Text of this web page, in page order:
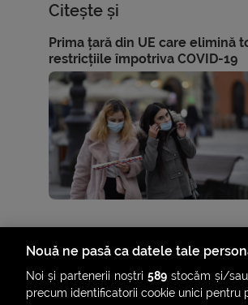
Citește și
Prima țară din UE care elimină
restricțiile împotriva COVID-19
Nouă ne pasă ca datele tale
Noi și partenerii noștri589 stocăm și/
precum identificatorii cookie unici